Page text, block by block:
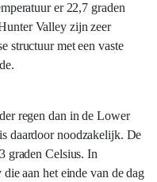
er 22,7 graden
Valley zijn zeer
structuur met een vaste
regen dan in de Lower
daardoor noodzakelijk. De
graden Celsius. In
aan het einde van de dag